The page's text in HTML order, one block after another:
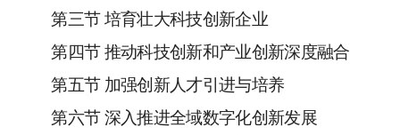
第三节 培育壮大科技创新企业
第四节 推动科技创新和产业创新深度融合
第五节 加强创新人才引进与培养
第六节 深入推进全域数字化创新发展